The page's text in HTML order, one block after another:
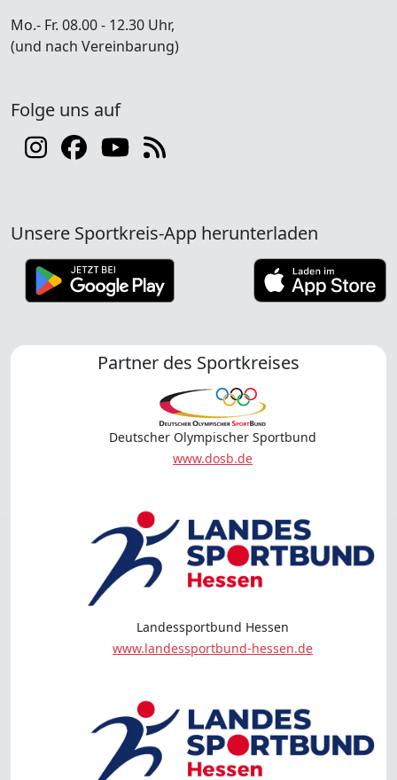
Mo.- Fr. 08.00 - 12.30 Uhr,
(und nach Vereinbarung)
Folge uns auf
Unsere Sportkreis-App herunterladen
Partner des Sportkreises
Deutscher Olympischer Sportbund
www.dosb.de
Landessportbund Hessen
www.landessportbund-hessen.de